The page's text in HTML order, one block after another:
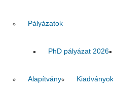
Pályázatok
PhD pályázat 2026
Alapítvány Kiadványok